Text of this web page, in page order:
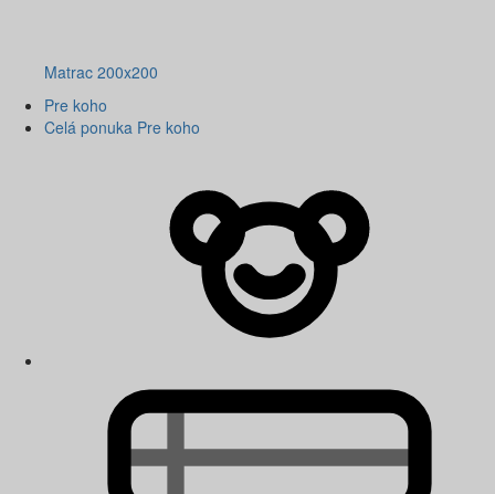
Matrac 200x200
Pre koho
Celá ponuka Pre koho